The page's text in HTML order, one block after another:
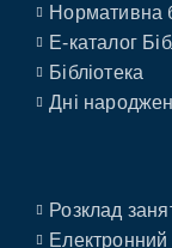
Нормативна
E-каталог
Бібліотека
Дні
Розклад
Електронний